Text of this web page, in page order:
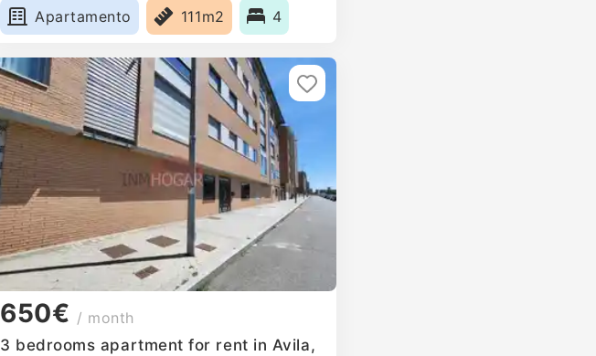
Apartamento
111m2 4
650€ / month
3 bedrooms apartment for rent in Avila,